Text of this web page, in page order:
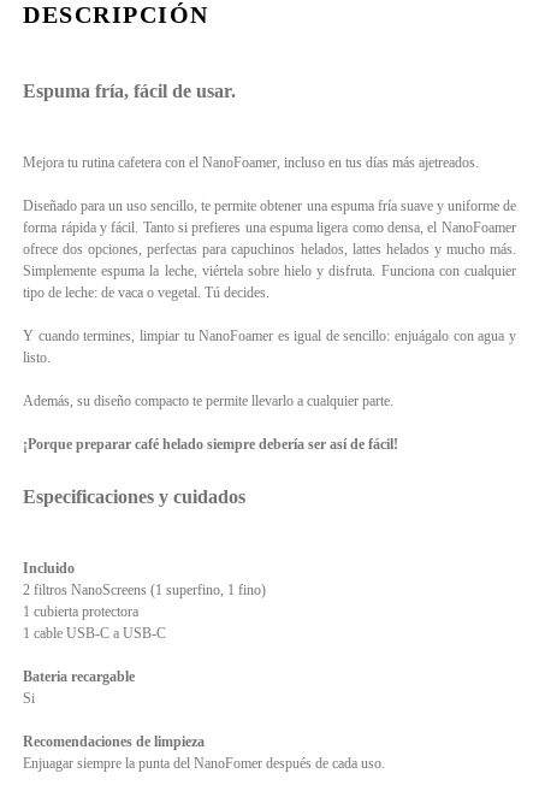
DESCRIPCIÓN
Espuma fría, fácil de usar.
Mejora tu rutina cafetera con el NanoFoamer, incluso en tus días más ajetreados.
Diseñado para un uso sencillo, te permite obtener una espuma fría suave y uniforme de
forma rápida y fácil. Tanto si prefieres una espuma ligera como densa, el NanoFoamer
ofrece dos opciones, perfectas para capuchinos helados, lattes helados y mucho más.
Simplemente espuma la leche, viértela sobre hielo y disfruta. Funciona con cualquier
tipo de leche: de vaca o vegetal. Tú decides.
Y cuando termines, limpiar tu NanoFoamer es igual de sencillo: enjuágalo con agua y
listo.
Además, su diseño compacto te permite llevarlo a cualquier parte.
¡Porque preparar café helado siempre debería ser así de fácil!
Especificaciones y cuidados
Incluido
2 filtros NanoScreens (1 superfino, 1 fino)
1 cubierta protectora
1 cable USB-C a USB-C
Bateria recargable
Si
Recomendaciones de limpieza
Enjuagar siempre la punta del NanoFomer después de cada uso.